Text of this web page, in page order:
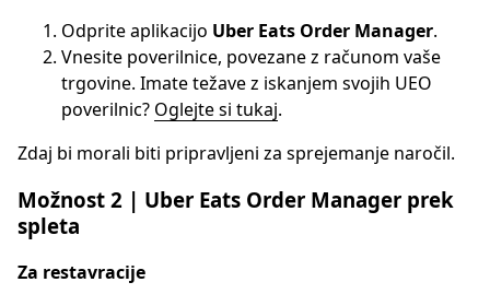
Odprite aplikacijo Uber Eats Order Manager.
Vnesite poverilnice, povezane z računom vaše
trgovine. Imate težave z iskanjem svojih UEO
poverilnic? Oglejte si tukaj.
Zdaj bi morali biti pripravljeni za sprejemanje naročil.
Možnost 2 | Uber Eats Order Manager prek
spleta
Za restavracije